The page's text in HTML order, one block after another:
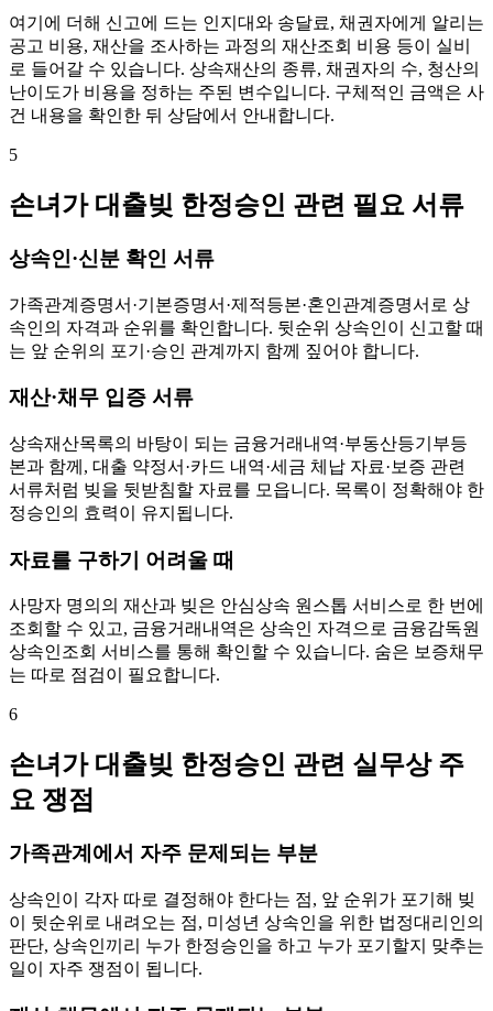
여기에 더해 신고에 드는 인지대와 송달료, 채권자에게 알리는
공고 비용, 재산을 조사하는 과정의 재산조회 비용 등이 실비
로 들어갈 수 있습니다. 상속재산의 종류, 채권자의 수, 청산의
난이도가 비용을 정하는 주된 변수입니다. 구체적인 금액은 사
건 내용을 확인한 뒤 상담에서 안내합니다.
5
손녀가 대출빚 한정승인 관련 필요 서류
상속인·신분 확인 서류
가족관계증명서·기본증명서·제적등본·혼인관계증명서로 상
속인의 자격과 순위를 확인합니다. 뒷순위 상속인이 신고할 때
는 앞 순위의 포기·승인 관계까지 함께 짚어야 합니다.
재산·채무 입증 서류
상속재산목록의 바탕이 되는 금융거래내역·부동산등기부등
본과 함께, 대출 약정서·카드 내역·세금 체납 자료·보증 관련
서류처럼 빚을 뒷받침할 자료를 모읍니다. 목록이 정확해야 한
정승인의 효력이 유지됩니다.
자료를 구하기 어려울 때
사망자 명의의 재산과 빚은 안심상속 원스톱 서비스로 한 번에
조회할 수 있고, 금융거래내역은 상속인 자격으로 금융감독원
상속인조회 서비스를 통해 확인할 수 있습니다. 숨은 보증채무
는 따로 점검이 필요합니다.
6
손녀가 대출빚 한정승인 관련 실무상 주
요 쟁점
가족관계에서 자주 문제되는 부분
상속인이 각자 따로 결정해야 한다는 점, 앞 순위가 포기해 빚
이 뒷순위로 내려오는 점, 미성년 상속인을 위한 법정대리인의
판단, 상속인끼리 누가 한정승인을 하고 누가 포기할지 맞추는
일이 자주 쟁점이 됩니다.